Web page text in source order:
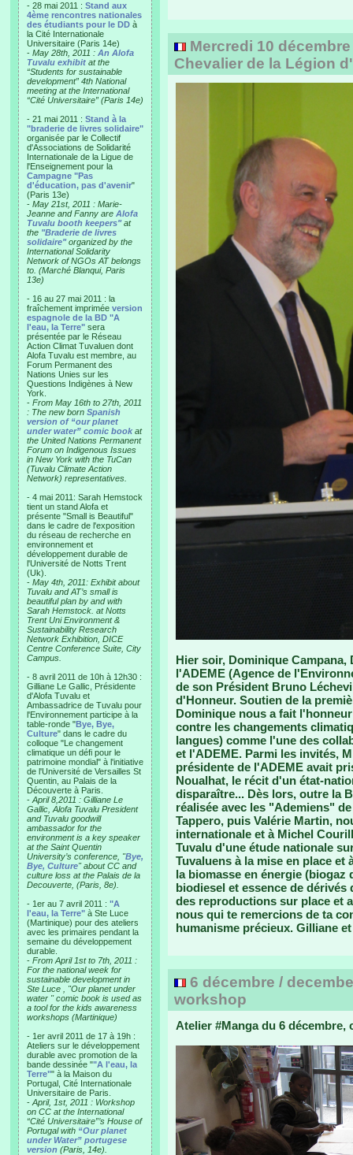
- 28 mai 2011 : Stand aux
4ème rencontres nationales
des étudiants pour le DD à
la Cité Internationale
Universitaire (Paris 14e)
- May 28th, 2011 : An Alofa
Tuvalu exhibit at the
“Students for sustainable
development” 4th National
meeting at the International
“Cité Universitaire” (Paris 14e)
- 21 mai 2011 : Stand à la
"braderie de livres solidaire"
organisée par le Collectif
d'Associations de Solidarité
Internationale de la Ligue de
l'Enseignement pour la
Campagne "Pas
d'éducation, pas d'avenir"
(Paris 13e)
- May 21st, 2011 : Marie-
Jeanne and Fanny are Alofa
Tuvalu booth keepers"at
the "Braderie de livres
solidaire"organized by the
International Solidarity
Network of NGOs AT belongs
to. (Marché Blanqui, Paris
13e)
- 16 au 27 mai 2011 : la
fraîchement imprimée version
espagnole de la BD "A
l'eau, la Terre" sera
présentée par le Réseau
Action Climat Tuvaluen dont
Alofa Tuvalu est membre, au
Forum Permanent des
Nations Unies sur les
Questions Indigènes à New
York.
- From May 16th to 27th, 2011
: The new born Spanish
version of “our planet
under water” comic book at
the United Nations Permanent
Forum on Indigenous Issues
in New York with the TuCan
(Tuvalu Climate Action
Network) representatives.
- 4 mai 2011: Sarah Hemstock
tient un stand Alofa et
présente "Small is Beautiful"
dans le cadre de l'exposition
du réseau de recherche en
environnement et
développement durable de
l'Université de Notts Trent
(Uk).
- May 4th, 2011: Exhibit about
Tuvalu and AT’s small is
beautiful plan by and with
Sarah Hemstock. at Notts
Trent Uni Environment &
Sustainability Research
Network Exhibition, DICE
Centre Conference Suite, City
Campus.
- 8 avril 2011 de 10h à 12h30 :
Gilliane Le Gallic, Présidente
d'Alofa Tuvalu et
Ambassadrice de Tuvalu pour
l'Environnement participe à la
table-ronde "Bye, Bye,
Culture" dans le cadre du
colloque "Le changement
climatique un défi pour le
patrimoine mondial" à l'initiative
de l'Université de Versailles St
Quentin, au Palais de la
Découverte à Paris.
- April 8,2011 : Gilliane Le
Gallic, Alofa Tuvalu President
and Tuvalu goodwill
ambassador for the
environment is a key speaker
at the Saint Quentin
University’s conference, "Bye,
Bye, Culture" about CC and
culture loss at the Palais de la
Decouverte, (Paris, 8e).
- 1er au 7 avril 2011 : "A
l'eau, la Terre" à Ste Luce
(Martinique) pour des ateliers
avec les primaires pendant la
semaine du développement
durable.
- From April 1st to 7th, 2011 :
For the national week for
sustainable development in
Ste Luce , "Our planet under
water " comic book is used as
a tool for the kids awareness
workshops (Martinique)
- 1er avril 2011 de 17 à 19h :
Ateliers sur le développement
durable avec promotion de la
bande dessinée ""A l'eau, la
Terre"" à la Maison du
Portugal, Cité Internationale
Universitaire de Paris.
- April, 1st, 2011 : Workshop
on CC at the International
“Cité Universitaire”’s House of
Portugal with “Our planet
under Water” portugese
version (Paris, 14e).
Mercredi 10
Chevalier de la Légion
Hier soir, Dominique
l'ADEME (Agence de
de son Président Bruno
d'Honneur. Soutien de la
Dominique nous a fait
contre les changements
langues) comme l'une des
et l'ADEME. Parmi les invités,
présidente de l'ADEME avait
Noualhat, le récit d'un état-
disparaître... Dès lors, outre la
réalisée avec les "Ademiens"
Tappero, puis Valérie Martin,
internationale et à Michel
Tuvalu d'une étude nationale
Tuvaluens à la mise en place
la biomasse en énergie
biodiesel et essence de
des reproductions sur place et
nous qui te remercions de ta
humanisme précieux. Gilliane
6 décembre /
workshop
Atelier #Manga du 6